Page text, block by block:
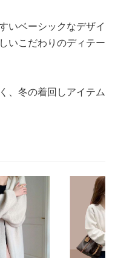
いベーシックなデザイ
いこだわりのディテー
、冬の着回しアイテム